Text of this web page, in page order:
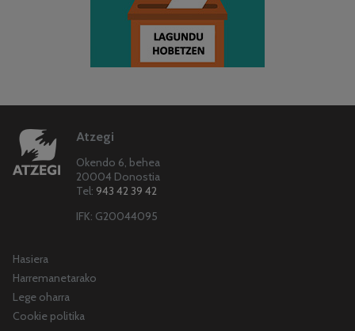
Atzegi
Okendo 6, behea
20004 Donostia
Tel: 943 42 39 42
IFK: G20044095
Hasiera
Harremanetarako
Lege oharra
Cookie politika